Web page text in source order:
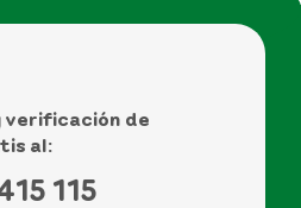
verificación de
al:
115